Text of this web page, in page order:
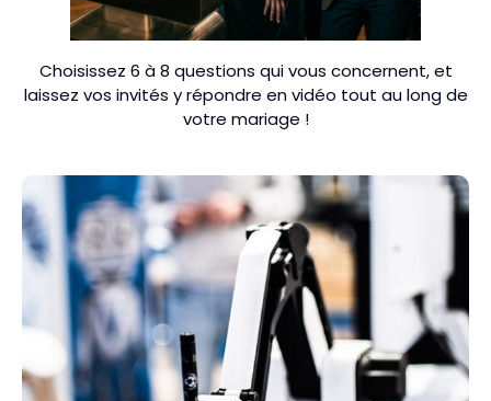
Choisissez 6 à 8 questions qui vous concernent, et
laissez vos invités y répondre en vidéo tout au long de
votre mariage !